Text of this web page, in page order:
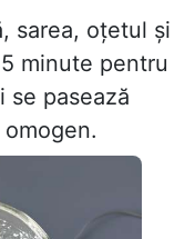
sarea, oțetul și
minute pentru
se pasează